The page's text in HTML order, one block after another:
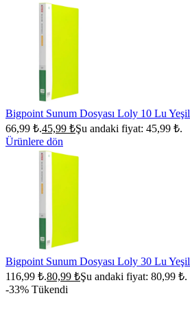
Bigpoint Sunum Dosyası Loly 10 Lu Yeşil
66,99 ₺.45,99 ₺Şu andaki fiyat: 45,99 ₺.
Ürünlere dön
Bigpoint Sunum Dosyası Loly 30 Lu Yeşil
116,99 ₺.80,99 ₺Şu andaki fiyat: 80,99 ₺.
-33% Tükendi